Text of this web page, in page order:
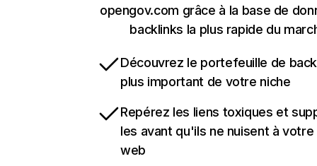
opengov.com grâce à la base de
backlinks la plus rapide du
Découvrez le portefeuille de
plus important de votre niche
Repérez les liens toxiques et
les avant qu'ils ne nuisent à
web